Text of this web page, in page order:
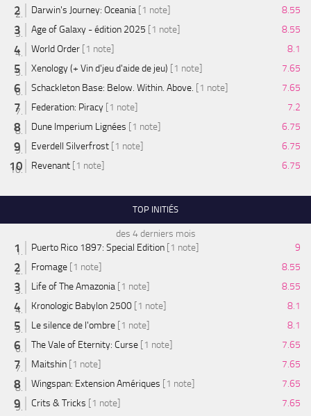
Darwin's Journey: Oceania [1 note]
8.55
Age of Galaxy - édition 2025 [1 note]
8.55
World Order [1 note]
8.1
Xenology (+ Vin d'jeu d'aide de jeu) [1 note]
7.65
Schackleton Base: Below. Within. Above. [1 note]
7.65
Federation: Piracy [1 note]
7.2
Dune Imperium Lignées [1 note]
6.75
Everdell Silverfrost [1 note]
6.75
Revenant [1 note] 6.75
TOP INITIÉS
des 4 derniers mois
Puerto Rico 1897: Special Edition [1 note]
9
Fromage [1 note]
8.55
Life of The Amazonia [1 note]
8.55
Kronologic Babylon 2500 [1 note]
8.1
Le silence de l'ombre [1 note]
8.1
The Vale of Eternity: Curse [1 note]
7.65
Maitshin [1 note]
7.65
Wingspan: Extension Amériques [1 note]
7.65
Crits & Tricks [1 note]
7.65